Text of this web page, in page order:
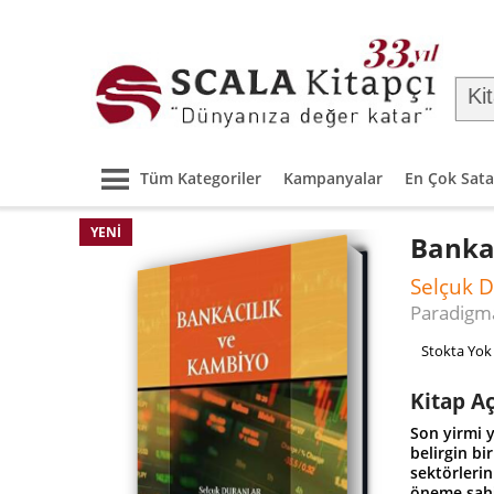
Tüm Kategoriler Kampanyalar En Çok
YENI
Selçuk
Stokta Yok
Kitap
Son yirmi
belirgin